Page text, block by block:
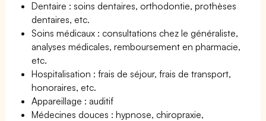
Dentaire : soins dentaires, orthodontie, prothèses
dentaires, etc.
Soins médicaux : consultations chez le généraliste,
analyses médicales, remboursement en pharmacie,
etc.
Hospitalisation : frais de séjour, frais de transport,
honoraires, etc.
Appareillage : auditif
Médecines douces : hypnose, chiropraxie,